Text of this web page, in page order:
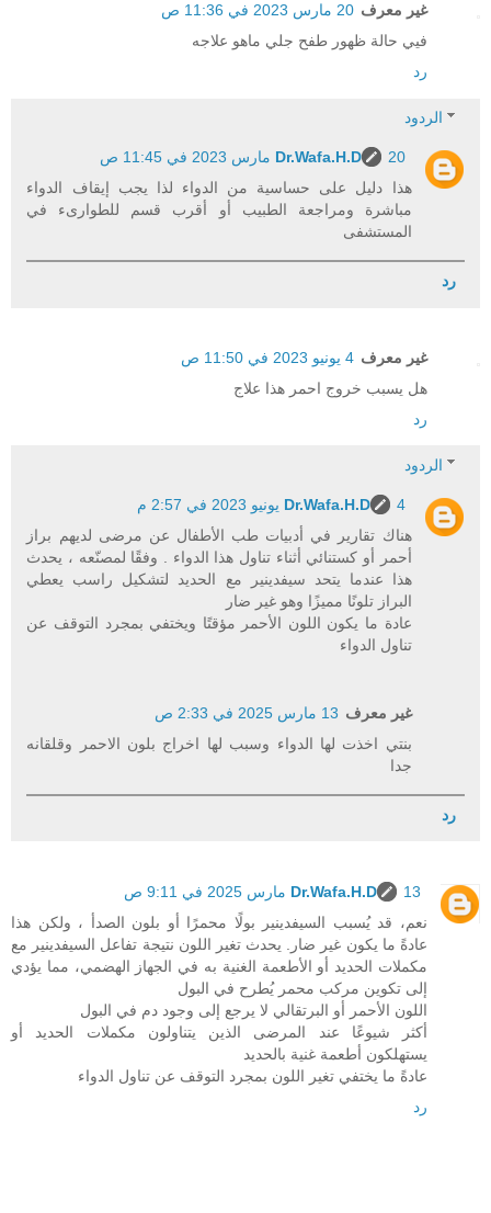
غير معرف 20 مارس 2023 في 11:36 ص
فيي حالة ظهور طفح جلي ماهو علاجه
رد
الردود
Dr.Wafa.H.D
20 مارس 2023 في 11:45 ص
هذا دليل على حساسية من الدواء لذا يجب إيقاف الدواء
مباشرة ومراجعة الطبيب أو أقرب قسم للطوارىء في
المستشفى
رد
غير معرف 4 يونيو 2023 في 11:50 ص
هل يسبب خروج احمر هذا علاج
رد
الردود
Dr.Wafa.H.D
4 يونيو 2023 في 2:57 م
هناك تقارير في أدبيات طب الأطفال عن مرضى لديهم براز
أحمر أو كستنائي أثناء تناول هذا الدواء . وفقًا لمصنّعه ، يحدث
هذا عندما يتحد سيفدينير مع الحديد لتشكيل راسب يعطي
البراز تلونًا مميزًا وهو غير ضار
عادة ما يكون اللون الأحمر مؤقتًا ويختفي بمجرد التوقف عن
تناول الدواء
غير معرف 13 مارس 2025 في 2:33 ص
بنتي اخذت لها الدواء وسبب لها اخراج بلون الاحمر وقلقانه
جدا
رد
Dr.Wafa.H.D
13 مارس 2025 في 9:11 ص
نعم، قد يُسبب السيفدينير بولًا محمرًا أو بلون الصدأ ، ولكن هذا
عادةً ما يكون غير ضار. يحدث تغير اللون نتيجة تفاعل السيفدينير مع
مكملات الحديد أو الأطعمة الغنية به في الجهاز الهضمي، مما يؤدي
إلى تكوين مركب محمر يُطرح في البول
اللون الأحمر أو البرتقالي لا يرجع إلى وجود دم في البول
أكثر شيوعًا عند المرضى الذين يتناولون مكملات الحديد أو
يستهلكون أطعمة غنية بالحديد
عادةً ما يختفي تغير اللون بمجرد التوقف عن تناول الدواء
رد